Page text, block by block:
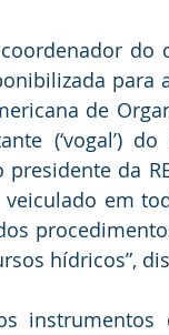
de
(‘vogal’)
da
em
hídricos”,